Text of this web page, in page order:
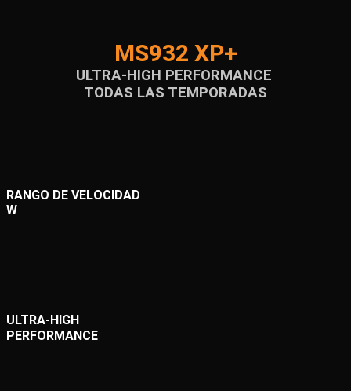
MS932 XP+
ULTRA-HIGH PERFORMANCE
TODAS LAS TEMPORADAS
RANGO DE VELOCIDAD
W
ULTRA-HIGH
PERFORMANCE